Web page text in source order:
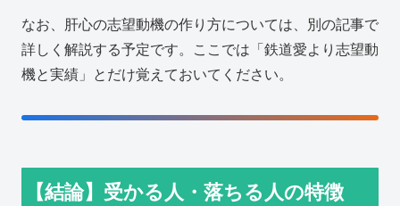
なお、肝心の志望動機の作り方については、別の記事で
詳しく解説する予定です。ここでは「鉄道愛より志望動
機と実績」とだけ覚えておいてください。
【結論】受かる人・落ちる人の特徴